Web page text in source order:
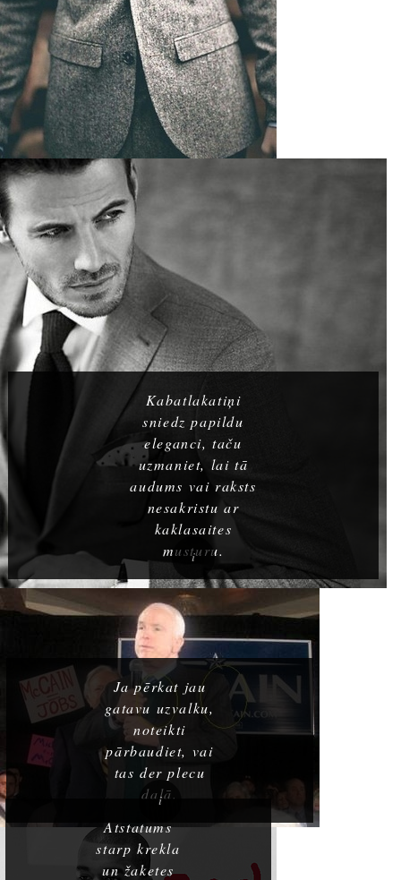
Kabatlakatiņi
sniedz papildu
eleganci, taču
uzmaniet, lai tā
audums vai raksts
nesakristu ar
kaklasaites
musturu.
Ja pērkat jau
gatavu uzvalku,
noteikti
pārbaudiet, vai
tas der plecu
daļā.
Atstatums
starp krekla
un žaketes